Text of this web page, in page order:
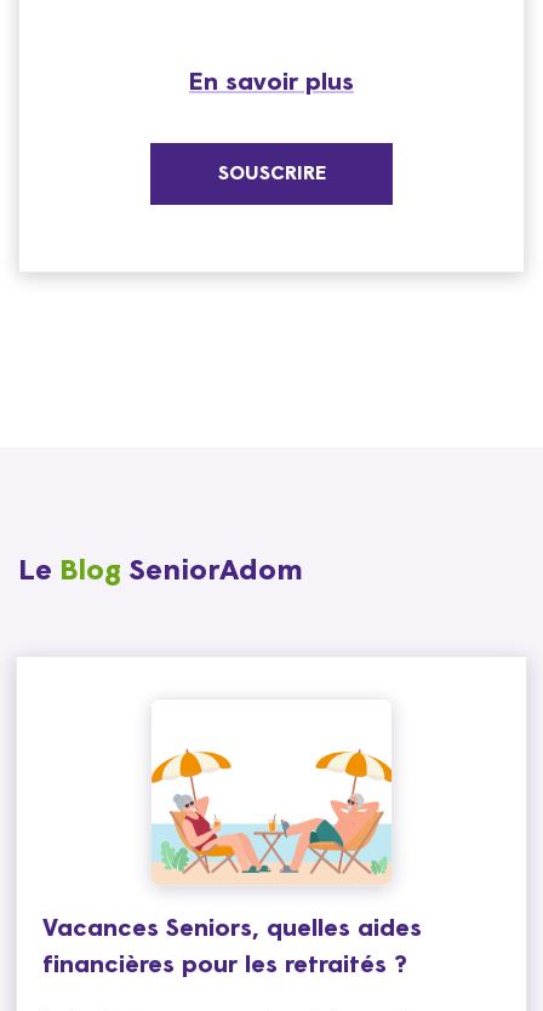
En savoir plus
SOUSCRIRE
Le Blog SeniorAdom
Vacances Seniors, quelles aides
financières pour les retraités ?